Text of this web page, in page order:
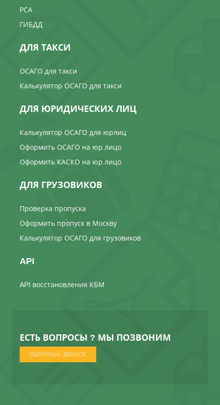
РСА
ГИБДД
ДЛЯ ТАКСИ
ОСАГО для такси
Калькулятор ОСАГО для такси
ДЛЯ ЮРИДИЧЕСКИХ ЛИЦ
Калькулятор ОСАГО для юрлиц
Оформить ОСАГО на юр.лицо
Оформить КАСКО на юр.лицо
ДЛЯ ГРУЗОВИКОВ
Проверка пропуска
Оформить пропуск в Москву
Калькулятор ОСАГО для грузовиков
API
API восстановления КБМ
ЕСТЬ ВОПРОСЫ ? МЫ ПОЗВОНИМ
ОБРАТНЫЙ ЗВОНОК